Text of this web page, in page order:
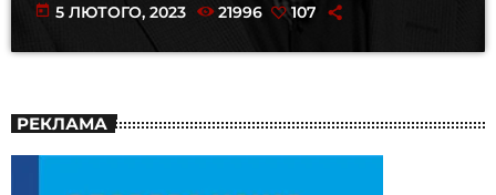
today 5 ЛЮТОГО, 2023 21996 107
РЕКЛАМА